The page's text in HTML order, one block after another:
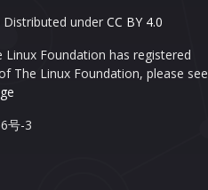
under CC BY 4.0
Foundation has registered
The Linux Foundation, please see
号-3